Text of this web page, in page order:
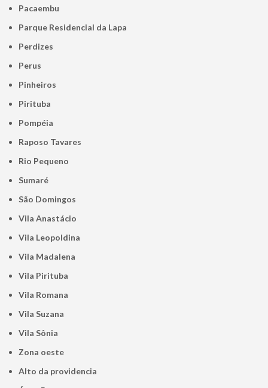
Pacaembu
Parque Residencial da Lapa
Perdizes
Perus
Pinheiros
Pirituba
Pompéia
Raposo Tavares
Rio Pequeno
Sumaré
São Domingos
Vila Anastácio
Vila Leopoldina
Vila Madalena
Vila Pirituba
Vila Romana
Vila Suzana
Vila Sônia
Zona oeste
alto da providencia